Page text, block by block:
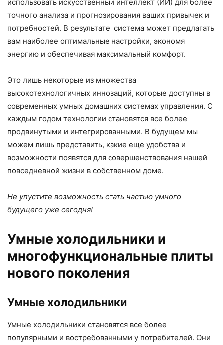
использовать искусственный интеллект (ИИ) для более
точного анализа и прогнозирования ваших привычек и
потребностей. В результате, система может предлагать
вам наиболее оптимальные настройки, экономя
энергию и обеспечивая максимальный комфорт.
Это лишь некоторые из множества
высокотехнологичных инноваций, которые доступны в
современных умных домашних системах управления. С
каждым годом технологии становятся все более
продвинутыми и интегрированными. В будущем мы
можем лишь представить, какие еще удобства и
возможности появятся для совершенствования нашей
повседневной жизни в собственном доме.
Не упустите возможность стать частью умного
будущего уже сегодня!
Умные холодильники и
многофункциональные плиты
нового поколения
Умные холодильники
Умные холодильники становятся все более
популярными и востребованными у потребителей. Они